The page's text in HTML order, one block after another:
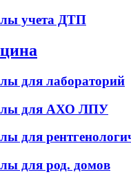
учета ДТП
для лабораторий
для АХО ЛПУ
для
для род. домов